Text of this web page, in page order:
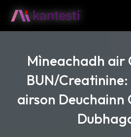
Mìneachadh air
BUN/
airson Deuchainn